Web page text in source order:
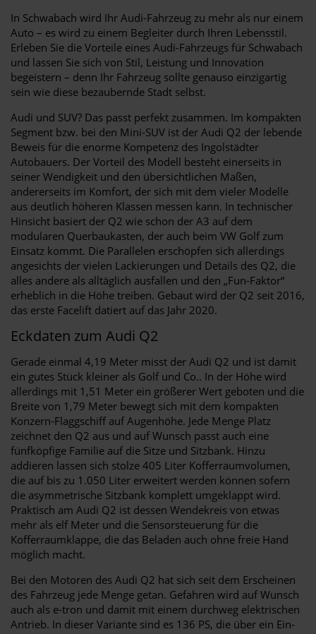
In Schwabach wird Ihr Audi-Fahrzeug zu mehr als nur einem
Auto – es wird zu einem Begleiter durch Ihren Lebensstil.
Erleben Sie die Vorteile eines Audi-Fahrzeugs für Schwabach
und lassen Sie sich von Stil, Leistung und Innovation
begeistern – denn Ihr Fahrzeug sollte genauso einzigartig
sein wie diese bezaubernde Stadt selbst.
Audi und SUV? Das passt perfekt zusammen. Im kompakten
Segment bzw. bei den Mini-SUV ist der Audi Q2 der lebende
Beweis für die enorme Kompetenz des Ingolstädter
Autobauers. Der Vorteil des Modell besteht einerseits in
seiner Wendigkeit und den übersichtlichen Maßen,
andererseits im Komfort, der sich mit dem vieler Modelle
aus deutlich höheren Klassen messen kann. In technischer
Hinsicht basiert der Q2 wie schon der A3 auf dem
modularen Querbaukasten, der auch beim VW Golf zum
Einsatz kommt. Die Parallelen erschöpfen sich allerdings
angesichts der vielen Lackierungen und Details des Q2, die
alles andere als alltäglich ausfallen und den „Fun-Faktor“
erheblich in die Höhe treiben. Gebaut wird der Q2 seit 2016,
das erste Facelift datiert auf das Jahr 2020.
Eckdaten zum Audi Q2
Gerade einmal 4,19 Meter misst der Audi Q2 und ist damit
ein gutes Stück kleiner als Golf und Co.. In der Höhe wird
allerdings mit 1,51 Meter ein größerer Wert geboten und die
Breite von 1,79 Meter bewegt sich mit dem kompakten
Konzern-Flaggschiff auf Augenhöhe. Jede Menge Platz
zeichnet den Q2 aus und auf Wunsch passt auch eine
fünfköpfige Familie auf die Sitze und Sitzbank. Hinzu
addieren lassen sich stolze 405 Liter Kofferraumvolumen,
die auf bis zu 1.050 Liter erweitert werden können sofern
die asymmetrische Sitzbank komplett umgeklappt wird.
Praktisch am Audi Q2 ist dessen Wendekreis von etwas
mehr als elf Meter und die Sensorsteuerung für die
Kofferraumklappe, die das Beladen auch ohne freie Hand
möglich macht.
Bei den Motoren des Audi Q2 hat sich seit dem Erscheinen
des Fahrzeug jede Menge getan. Gefahren wird auf Wunsch
auch als e-tron und damit mit einem durchweg elektrischen
Antrieb. In dieser Variante sind es 136 PS, die über ein Ein-